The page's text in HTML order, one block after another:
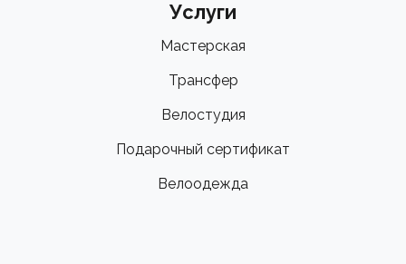
Услуги
Мастерская
Трансфер
Велостудия
Подарочный сертификат
Велоодежда